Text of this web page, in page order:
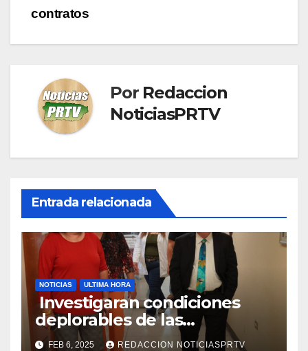
contratos
Por Redaccion
NoticiasPRTV
Entrada relacionada
NOTICIAS ULTIMA HORA
Investigaran condiciones
deplorables de las
facilidades el Departamento
FEB 6, 2025 REDACCION NOTICIASPRTV